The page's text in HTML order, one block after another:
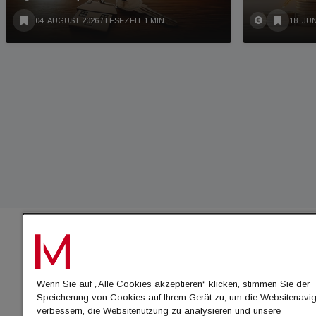
04. AUGUST 2026 / LESEZEIT 1 MIN 18.
Wenn Sie auf „Alle Cookies akzeptieren“ klicken, stimmen Sie der
Speicherung von Cookies auf Ihrem Gerät zu, um die
verbessern, die Websitenutzung zu analysieren und unsere